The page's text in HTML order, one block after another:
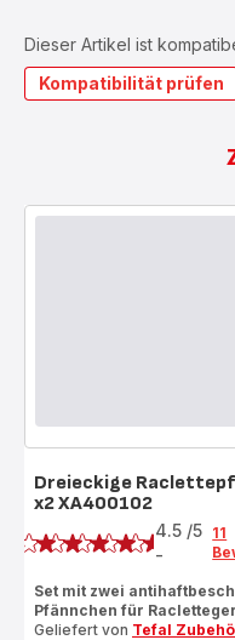
Dieser Artikel ist
Kompatibilität prüfen
Dreieckige
x2 XA400102
Bewertung
4.5 /5
-
11
Set mit zwei
Pfännchen für
Geliefert von Tefal